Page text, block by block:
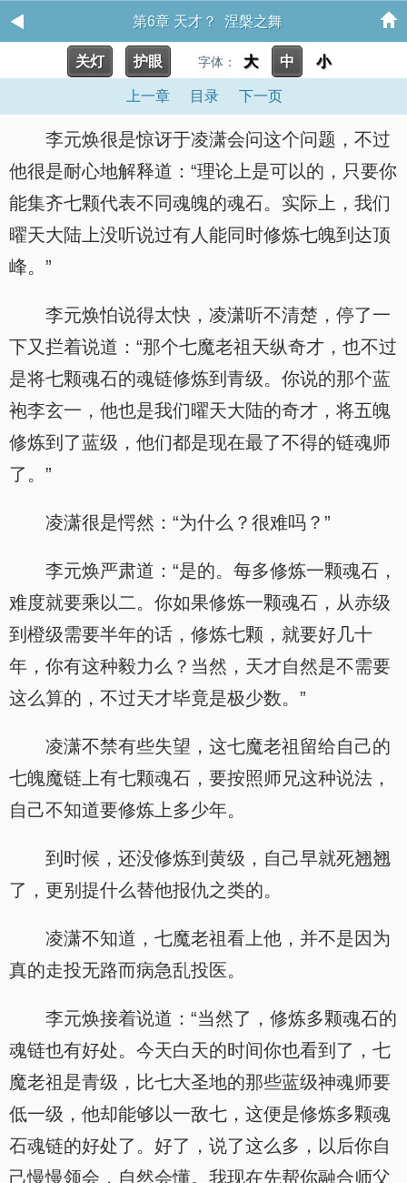
第6章 天才？ 涅槃之舞
关灯 护眼 字体： 大 中 小
上一章 目录 下一页
李元焕很是惊讶于凌潇会问这个问题，不过
他很是耐心地解释道：“理论上是可以的，只要你
能集齐七颗代表不同魂魄的魂石。实际上，我们
曜天大陆上没听说过有人能同时修炼七魄到达顶
峰。”
李元焕怕说得太快，凌潇听不清楚，停了一
下又拦着说道：“那个七魔老祖天纵奇才，也不过
是将七颗魂石的魂链修炼到青级。你说的那个蓝
袍李玄一，他也是我们曜天大陆的奇才，将五魄
修炼到了蓝级，他们都是现在最了不得的链魂师
了。”
凌潇很是愕然：“为什么？很难吗？”
李元焕严肃道：“是的。每多修炼一颗魂石，
难度就要乘以二。你如果修炼一颗魂石，从赤级
到橙级需要半年的话，修炼七颗，就要好几十
年，你有这种毅力么？当然，天才自然是不需要
这么算的，不过天才毕竟是极少数。”
凌潇不禁有些失望，这七魔老祖留给自己的
七魄魔链上有七颗魂石，要按照师兄这种说法，
自己不知道要修炼上多少年。
到时候，还没修炼到黄级，自己早就死翘翘
了，更别提什么替他报仇之类的。
凌潇不知道，七魔老祖看上他，并不是因为
真的走投无路而病急乱投医。
李元焕接着说道：“当然了，修炼多颗魂石的
魂链也有好处。今天白天的时间你也看到了，七
魔老祖是青级，比七大圣地的那些蓝级神魂师要
低一级，他却能够以一敌七，这便是修炼多颗魂
石魂链的好处了。好了，说了这么多，以后你自
己慢慢领会，自然会懂。我现在先帮你融合师父